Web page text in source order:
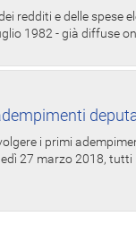
redditi e delle spese
1982 - già diffuse
i primi
27 marzo 2018, tutti